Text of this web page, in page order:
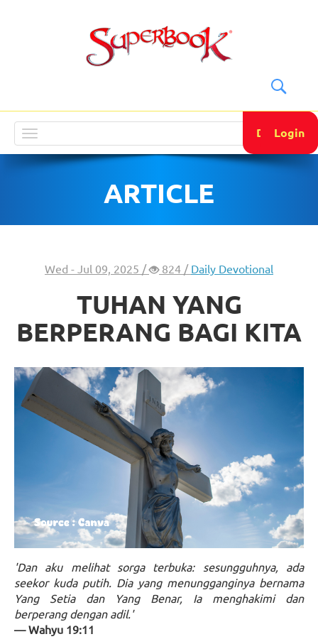
navigation
DONATE
Login
ARTICLE
Wed - Jul 09, 2025 / 824 / Daily Devotional
TUHAN YANG
BERPERANG BAGI KITA
'Dan aku melihat sorga terbuka: sesungguhnya, ada
seekor kuda putih. Dia yang menungganginya bernama
Yang Setia dan Yang Benar, Ia menghakimi dan
berperang dengan adil.'
— Wahyu 19:11